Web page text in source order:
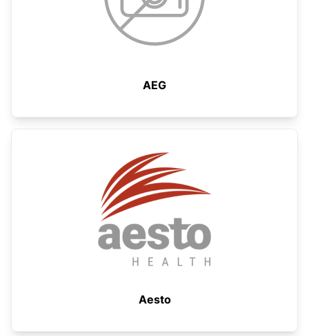
AEG
Aesto